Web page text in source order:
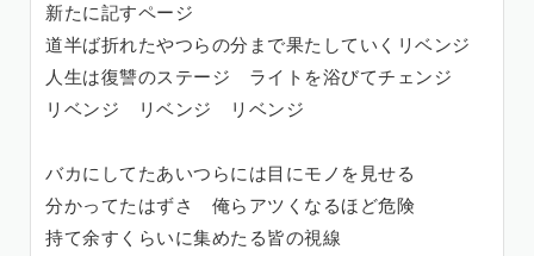
新たに記すページ
道半ば折れたやつらの分まで果たしていくリベンジ
人生は復讐のステージ ライトを浴びてチェンジ
リベンジ リベンジ リベンジ
バカにしてたあいつらには目にモノを見せる
分かってたはずさ 俺らアツくなるほど危険
持て余すくらいに集めたる皆の視線